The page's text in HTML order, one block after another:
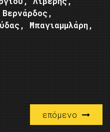
Μπαγιαμμλάρη,
επόμενο